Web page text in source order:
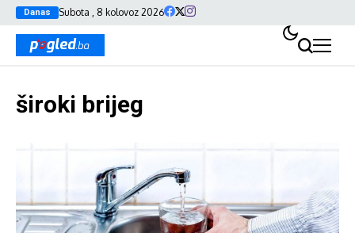
Danas Subota , 8 kolovoz 2026
široki brijeg